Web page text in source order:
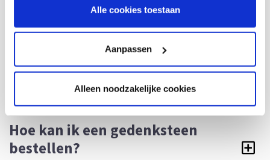
Alle cookies toestaan
Aanpassen
Alleen noodzakelijke cookies
Gedenkstenen
Hoe kan ik een gedenksteen
bestellen?